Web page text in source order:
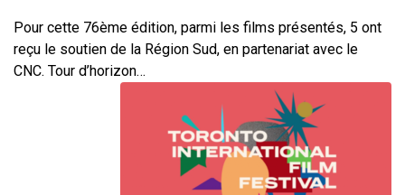
Pour cette 76ème édition, parmi les films présentés, 5 ont
reçu le soutien de la Région Sud, en partenariat avec le
CNC. Tour d’horizon…